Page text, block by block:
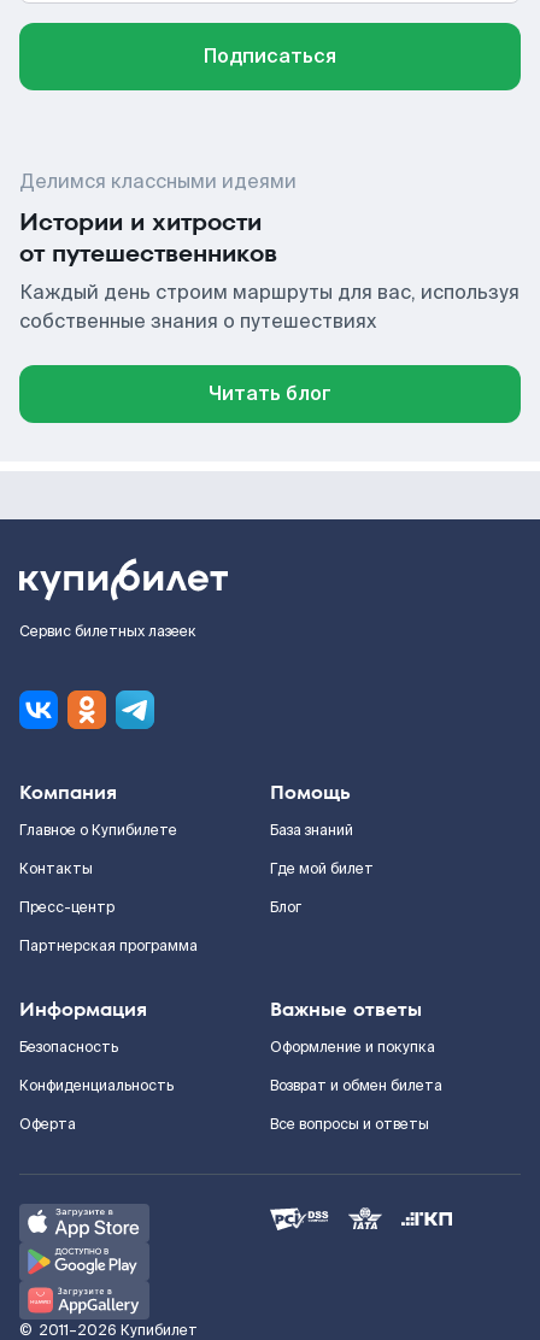
Подписаться
Делимся классными идеями
Истории и хитрости
от путешественников
Каждый день строим маршруты для вас, используя
собственные знания о путешествиях
Читать блог
Сервис билетных лазеек
Компания
Главное о Купибилете
Контакты
Пресс-центр
Партнерская программа
Помощь
База знаний
Где мой билет
Блог
Информация
Безопасность
Конфиденциальность
Оферта
Важные ответы
Оформление и покупка
Возврат и обмен билета
Все вопросы и ответы
© 2011–2026 Купибилет